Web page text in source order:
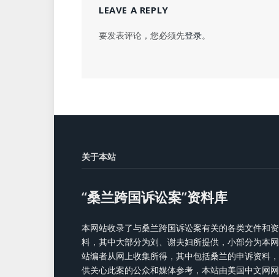
LEAVE A REPLY
要发表评论，您必须先登录。
关于本站
“桑兰跨国诉讼案”资料库
本网站收录了与桑兰跨国诉讼案有关的各类文件和资
料，其中大部分为刘、谢夫妇所提供，小部分为本网
站编者从网上收集所得，其中包括桑兰的申诉资料，
供关心此案的公众和媒体参考，本站由美国中文网网